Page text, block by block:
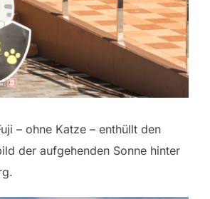
– ohne Katze – enthüllt den
der aufgehenden Sonne hinter